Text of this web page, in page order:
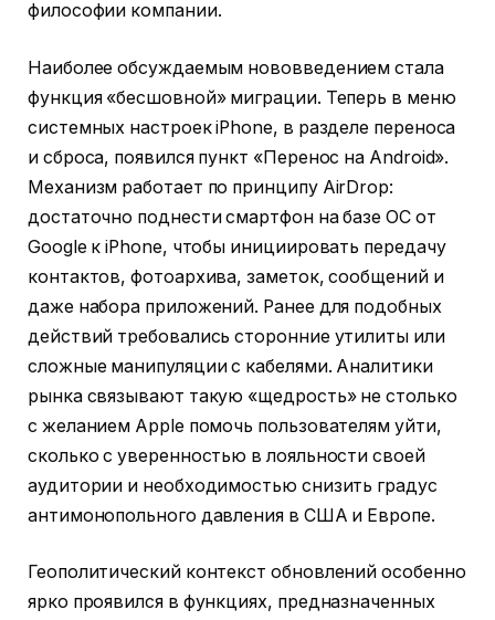
философии компании.
Наиболее обсуждаемым нововведением стала
функция «бесшовной» миграции. Теперь в меню
системных настроек iPhone, в разделе переноса
и сброса, появился пункт «Перенос на Android».
Механизм работает по принципу AirDrop:
достаточно поднести смартфон на базе ОС от
Google к iPhone, чтобы инициировать передачу
контактов, фотоархива, заметок, сообщений и
даже набора приложений. Ранее для подобных
действий требовались сторонние утилиты или
сложные манипуляции с кабелями. Аналитики
рынка связывают такую «щедрость» не столько
с желанием Apple помочь пользователям уйти,
сколько с уверенностью в лояльности своей
аудитории и необходимостью снизить градус
антимонопольного давления в США и Европе.
Геополитический контекст обновлений особенно
ярко проявился в функциях, предназначенных